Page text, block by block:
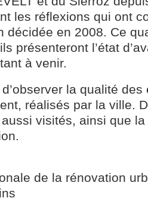
les réflexions qui ont
décidée en 2008. Ce
présenteront l’état
à venir.
la qualité
réalisés par la ville.
aussi visités, ainsi que
de la rénovation